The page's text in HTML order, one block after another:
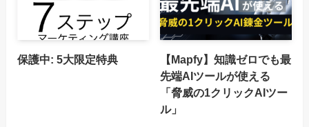
保護中: 5大限定特典
【Mapfy】知識ゼロでも最
先端AIツールが使える
「脅威の1クリックAIツー
ル」